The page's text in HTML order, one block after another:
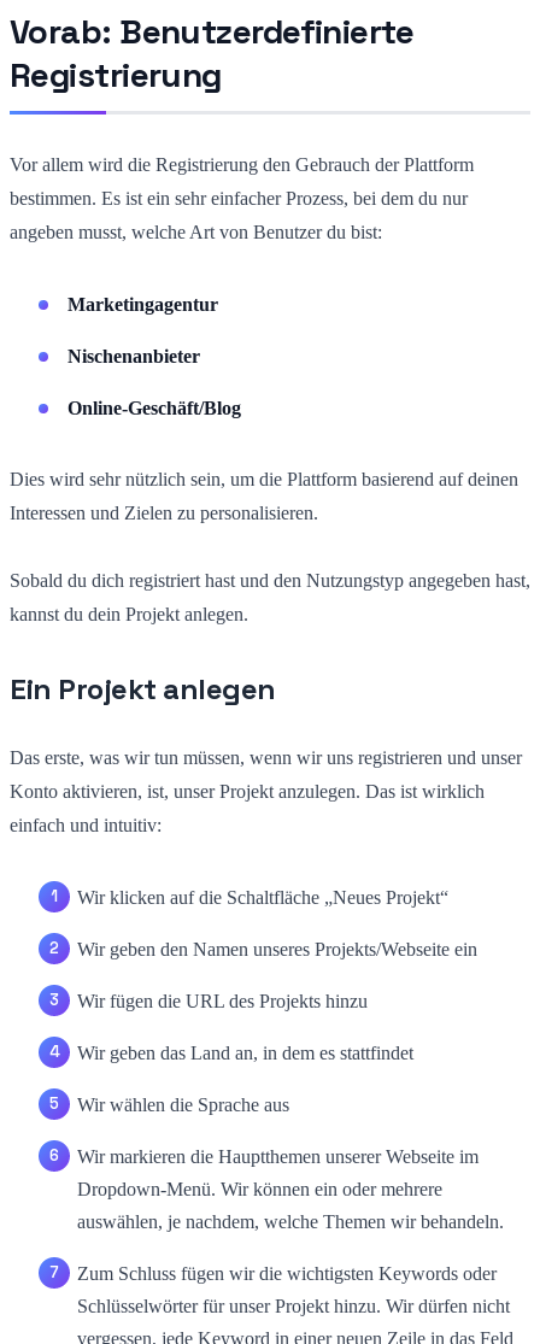
Vorab: Benutzerdefinierte
Registrierung
Vor allem wird die Registrierung den Gebrauch der Plattform
bestimmen. Es ist ein sehr einfacher Prozess, bei dem du nur
angeben musst, welche Art von Benutzer du bist:
Marketingagentur
Nischenanbieter
Online-Geschäft/Blog
Dies wird sehr nützlich sein, um die Plattform basierend auf deinen
Interessen und Zielen zu personalisieren.
Sobald du dich registriert hast und den Nutzungstyp angegeben hast,
kannst du dein Projekt anlegen.
Ein Projekt anlegen
Das erste, was wir tun müssen, wenn wir uns registrieren und unser
Konto aktivieren, ist, unser Projekt anzulegen. Das ist wirklich
einfach und intuitiv:
Wir klicken auf die Schaltfläche „Neues Projekt“
Wir geben den Namen unseres Projekts/Webseite ein
Wir fügen die URL des Projekts hinzu
Wir geben das Land an, in dem es stattfindet
Wir wählen die Sprache aus
Wir markieren die Hauptthemen unserer Webseite im
Dropdown-Menü. Wir können ein oder mehrere
auswählen, je nachdem, welche Themen wir behandeln.
Zum Schluss fügen wir die wichtigsten Keywords oder
Schlüsselwörter für unser Projekt hinzu. Wir dürfen nicht
vergessen, jede Keyword in einer neuen Zeile in das Feld